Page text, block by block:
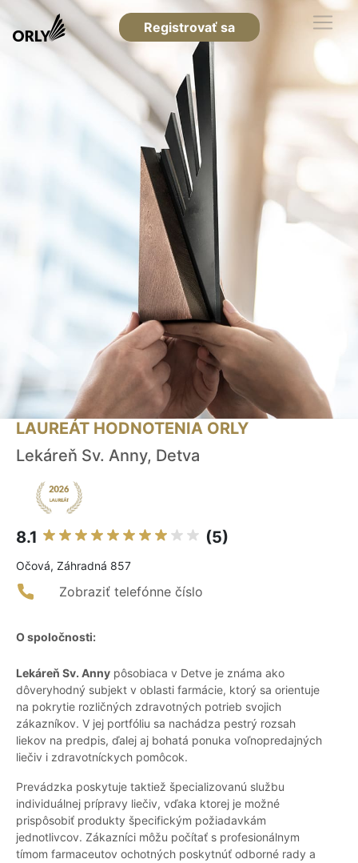
Registrovať sa
LAUREÁT HODNOTENIA ORLY
Lekáreň Sv. Anny, Detva
8.1 (5)
Očová, Záhradná 857
Zobraziť telefónne číslo
O spoločnosti:
Lekáreň Sv. Anny pôsobiaca v Detve je známa ako
dôveryhodný subjekt v oblasti farmácie, ktorý sa orientuje
na pokrytie rozličných zdravotných potrieb svojich
zákazníkov. V jej portfóliu sa nachádza pestrý rozsah
liekov na predpis, ďalej aj bohatá ponuka voľnopredajných
liečiv i zdravotníckych pomôcok.
Prevádzka poskytuje taktiež špecializovanú službu
individuálnej prípravy liečiv, vďaka ktorej je možné
prispôsobiť produkty špecifickým požiadavkám
jednotlivcov. Zákazníci môžu počítať s profesionálnym
tímom farmaceutov ochotných poskytnúť odborné rady a